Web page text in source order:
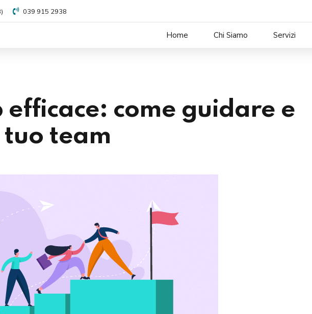
039 915 2938
Home Chi Siamo Servizi
efficace: come guidare e
team